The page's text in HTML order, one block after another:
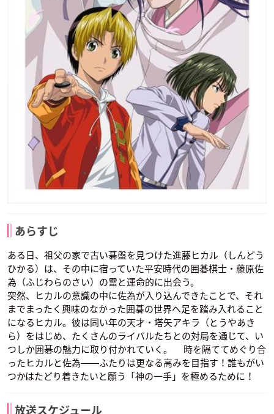
あらすじ
ある日、祖父の家で古い碁盤を見つけた進藤ヒカル（しんどう
ひかる）は、その中に宿っていた平安時代の囲碁棋士・藤原佐
為（ふじわらのさい）の霊と運命的に出会う。
突然、ヒカルの意識の中に佐為が入り込んできたことで、それ
までまったく興味のなかった囲碁の世界へ足を踏み入れること
になるヒカル。彼は同い年の天才・塔矢アキラ（とうやあき
ら）をはじめ、たくさんのライバルたちとの対局を通じて、い
つしか囲碁の魅力に取り付かれていく。 時を隔ててめぐり合
ったヒカルと佐為――ふたりは更なる高みを目指す！誰もがい
つかはたどり着きたいと願う「神の一手」を極めるために！
放送スケジュール